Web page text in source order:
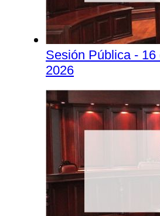
Sesión Pública - 16
2026